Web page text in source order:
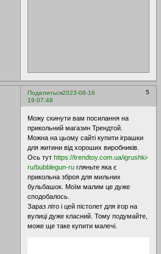
Поделиться 5
2023-08-16
19:07:48
Можу скинути вам посилання на
прикольний магазин Трендтой.
Можна на цьому сайті купити іграшки
для житини від хороших виробників.
Ось тут https://trendtoy.com.ua/igrushki-
ru/bubblegun-ruгляньте яка є
прикольна зброя для мильних
бульбашок. Моїм малим це дуже
сподобалось.
Зараз літо і цей пістолет для ігор на
вулиці дуже класний. Тому подумайте,
може ще таке купити малечі.